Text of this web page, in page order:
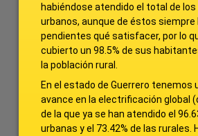
habiéndose atendido el total de
urbanos, aunque de éstos siempre
pendientes qué satisfacer, por lo
cubierto un 98.5% de sus
la población rural.
En el estado de Guerrero tenemos
avance en la electrificación global
de la que ya se han atendido el
urbanas y el 73.42% de las rurales.